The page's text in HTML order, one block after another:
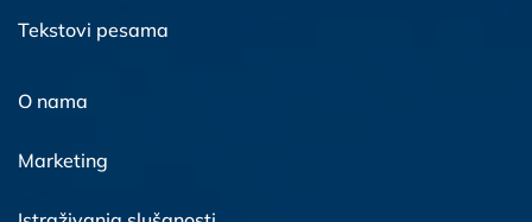
Tekstovi pesama
O nama
Marketing